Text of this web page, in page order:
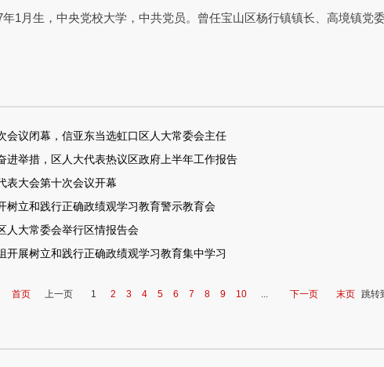
1月生，中央党校大学，中共党员。曾任宝山区杨行镇镇长、高境镇党
会议闭幕，信亚东当选虹口区人大常委会主任
进举措，区人大代表热议区政府上半年工作报告
表大会第十次会议开幕
树立和践行正确政绩观学习教育警示教育会
人大常委会举行区情报告会
开展树立和践行正确政绩观学习教育集中学习
首页 上一页 1 2 3 4 5 6 7 8 9 10 ... 下一页 末页 跳转